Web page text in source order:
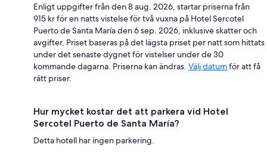
Enligt uppgifter från den 8 aug. 2026, startar priserna från
915 kr för en natts vistelse för två vuxna på Hotel Sercotel
Puerto de Santa María den 6 sep. 2026, inklusive skatter och
avgifter. Priset baseras på det lägsta priset per natt som hittats
under det senaste dygnet för vistelser under de 30
kommande dagarna. Priserna kan ändras. Välj datumför att få
rätt priser.
Hur mycket kostar det att parkera vid Hotel
Sercotel Puerto de Santa María?
Detta hotell har ingen parkering.